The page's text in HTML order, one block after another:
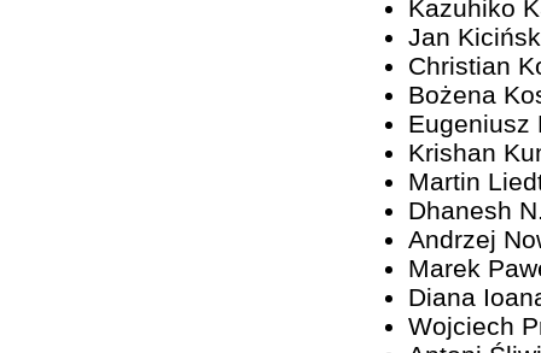
Kazuhiko
Jan
Christian
Bożena
Eugeniusz
Krishan
Martin
Dhanesh
Andrzej
Marek
Diana
Wojciech